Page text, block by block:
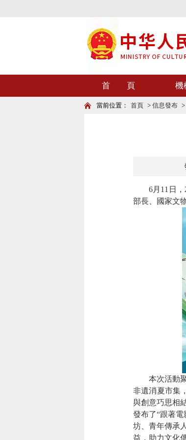
首 頁 機
當前位置： 首頁 > 信息發布 >
6月11日，
部長、國家文
本次活動
非遺消夏市集
與創意巧思相
發布了“跟著
坊、青年傳承
益，助力文化